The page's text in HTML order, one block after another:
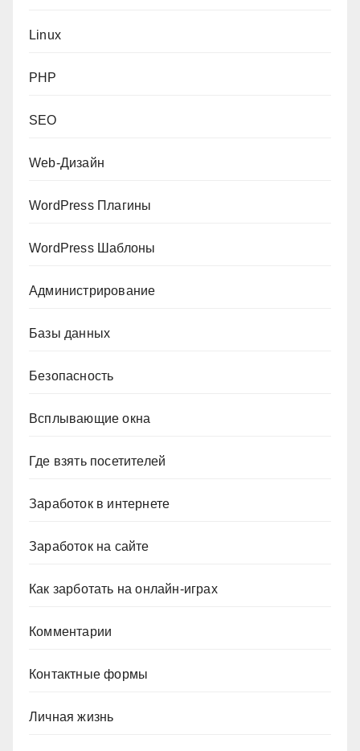
Linux
PHP
SEO
Web-Дизайн
WordPress Плагины
WordPress Шаблоны
Администрирование
Базы данных
Безопасность
Всплывающие окна
Где взять посетителей
Заработок в интернете
Заработок на сайте
Как зарботать на онлайн-играх
Комментарии
Контактные формы
Личная жизнь